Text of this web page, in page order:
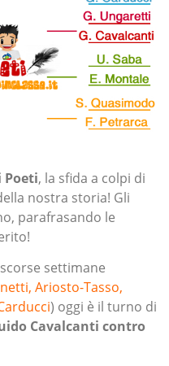
Poeti, la sfida a colpi di
nostra storia! Gli
parafrasando le
settimane
, Ariosto-Tasso,
) oggi è il turno di
Cavalcanti contro